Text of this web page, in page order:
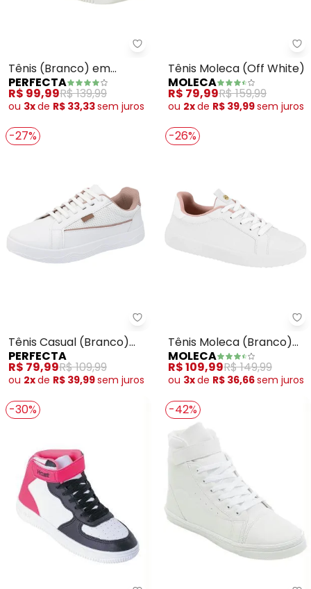
Perfecta - Tênis (Branco) em
Tênis (Branco) em
Sintéico
PERFECTA
R$ 99,99R$ 139,99
ou 3xde R$ 33,33sem juros
Tênis Moleca (Off White)
MOLECA
R$ 79,99R$ 159,99
ou 2xde R$ 39,99sem juros
-27%
Perfecta - Tênis Casual
Tênis Casual (Branco)
em Sintético
PERFECTA
R$ 79,99R$ 109,99
ou 2xde R$ 39,99sem juros
-26%
Tênis Moleca (Branco)
em Sintético
MOLECA
R$ 109,99R$ 149,99
ou 3xde R$ 36,66sem juros
-30% -42%